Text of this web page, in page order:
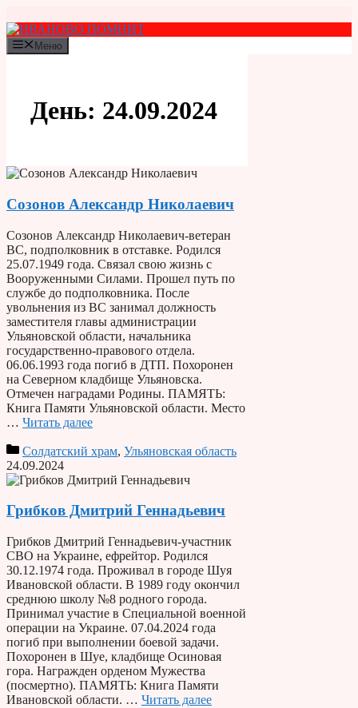
к
содержимому
Меню
День: 24.09.2024
Созонов Александр Николаевич
Созонов Александр Николаевич-ветеран
ВС, подполковник в отставке. Родился
25.07.1949 года. Связал свою жизнь с
Вооруженными Силами. Прошел путь по
службе до подполковника. После
увольнения из ВС занимал должность
заместителя главы администрации
Ульяновской области, начальника
государственно-правового отдела.
06.06.1993 года погиб в ДТП. Похоронен
на Северном кладбище Ульяновска.
Отмечен наградами Родины. ПАМЯТЬ:
Книга Памяти Ульяновской области. Место
… Читать далее
Солдатский храм, Ульяновская область
24.09.2024
Грибков Дмитрий Геннадьевич
Грибков Дмитрий Геннадьевич-участник
СВО на Украине, ефрейтор. Родился
30.12.1974 года. Проживал в городе Шуя
Ивановской области. В 1989 году окончил
среднюю школу №8 родного города.
Принимал участие в Специальной военной
операции на Украине. 07.04.2024 года
погиб при выполнении боевой задачи.
Похоронен в Шуе, кладбище Осиновая
гора. Награжден орденом Мужества
(посмертно). ПАМЯТЬ: Книга Памяти
Ивановской области. … Читать далее